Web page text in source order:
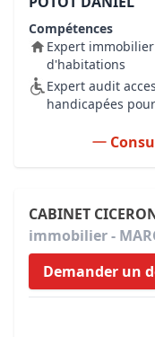
Compétences
Expert
d'habitations
Expert audit
handicapées
CABINET
immobilier -
Demander un